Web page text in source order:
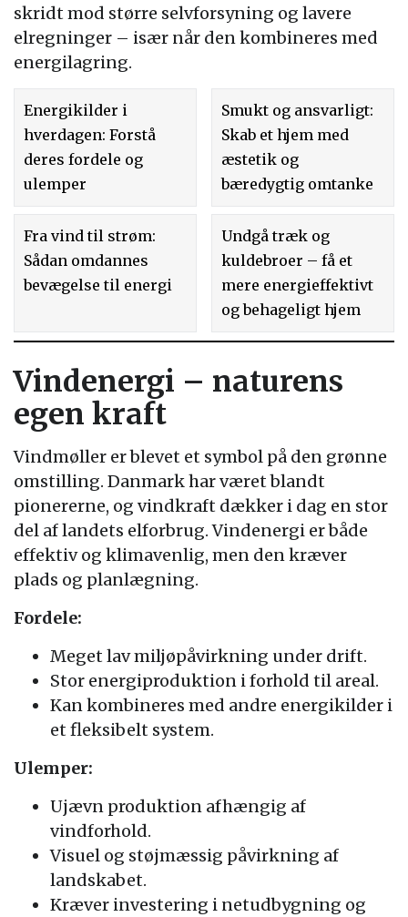
skridt mod større selvforsyning og lavere
elregninger – især når den kombineres med
energilagring.
Energikilder i
hverdagen: Forstå
deres fordele og
ulemper
Smukt og ansvarligt:
Skab et hjem med
æstetik og
bæredygtig omtanke
Fra vind til strøm:
Sådan omdannes
bevægelse til energi
Undgå træk og
kuldebroer – få et
mere energieffektivt
og behageligt hjem
Vindenergi – naturens
egen kraft
Vindmøller er blevet et symbol på den grønne
omstilling. Danmark har været blandt
pionererne, og vindkraft dækker i dag en stor
del af landets elforbrug. Vindenergi er både
effektiv og klimavenlig, men den kræver
plads og planlægning.
Fordele:
Meget lav miljøpåvirkning under drift.
Stor energiproduktion i forhold til areal.
Kan kombineres med andre energikilder i
et fleksibelt system.
Ulemper:
Ujævn produktion afhængig af
vindforhold.
Visuel og støjmæssig påvirkning af
landskabet.
Kræver investering i netudbygning og